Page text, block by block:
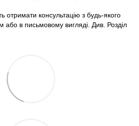
отримати консультацію з будь-якого
або в письмовому вигляді. Див. Розділ